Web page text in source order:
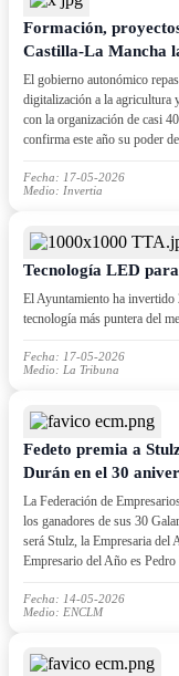
Formación,
Castilla-La Mancha
El gobierno autonómico
digitalización a la agricultura
con la organización de casi
confirma este año su poder
Fecha: 17-05-2026
Medio: Invertia
Tecnología LED
El Ayuntamiento ha invertido
tecnología más puntera del
Fecha: 17-05-2026
Medio: La Tribuna
Fedeto premia a
Durán en el 30
La Federación de
los ganadores de sus 30
será Stulz, la Empresaria del
Empresario del Año es
Fecha: 14-05-2026
Medio: ENCLM